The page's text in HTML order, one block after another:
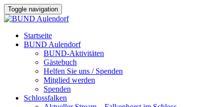
Toggle navigation
Startseite
BUND Aulendorf
BUND-Aktivitäten
Gästebuch
Helfen Sie uns / Spenden
Mitglied werden
Spenden
Schlossfalken